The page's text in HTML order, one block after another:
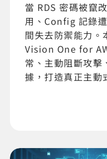
當 RDS 密碼被竄
用、Config 記錄
間失去防禦能力
Vision One for
常、主動阻斷攻擊
據，打造真正主動